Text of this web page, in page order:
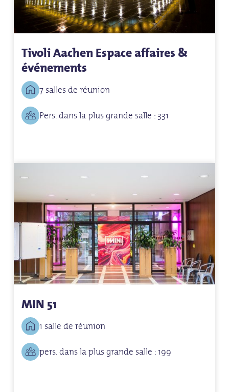
Tivoli Aachen Espace affaires &
événements
7 salles de réunion
Pers. dans la plus grande salle : 331
MIN 51
1 salle de réunion
pers. dans la plus grande salle : 199